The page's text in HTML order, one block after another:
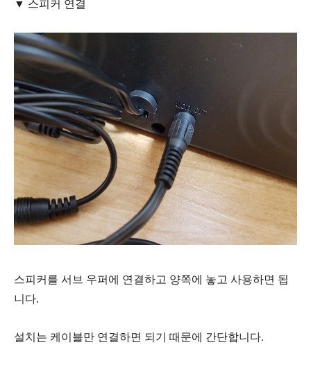
▼ 스피커 연결
스피커를 서브 우퍼에 연결하고 양쪽에 놓고 사용하면 됩
니다.
설치는 케이블만 연결하면 되기 때문에 간단합니다.